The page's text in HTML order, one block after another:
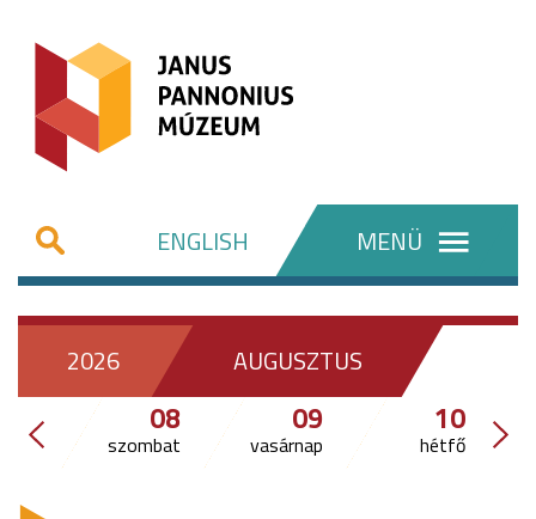
ENGLISH MENÜ
2026 AUGUSZTUS
08
szombat
09
vasárnap
10
hétfő